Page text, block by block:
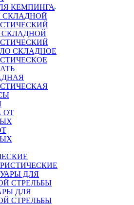
КЕМПИНГА
СКЛАДНОЙ
СКЛАДНОЙ
СКЛАДНОЕ
ДЛЯ
СТРЕЛЬБЫ